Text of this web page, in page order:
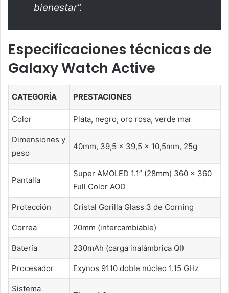
bienestar”.
Especificaciones técnicas de
Galaxy Watch Active
CATEGORÍA PRESTACIONES
Color Plata, negro, oro rosa, verde mar
Dimensiones y
peso
40mm, 39,5 x 39,5 x 10,5mm, 25g
Pantalla
Super AMOLED 1.1” (28mm) 360 x 360
Full Color AOD
Protección Cristal Gorilla Glass 3 de Corning
Correa 20mm (intercambiable)
Batería 230mAh (carga inalámbrica QI)
Procesador Exynos 9110 doble núcleo 1.15 GHz
Sistema